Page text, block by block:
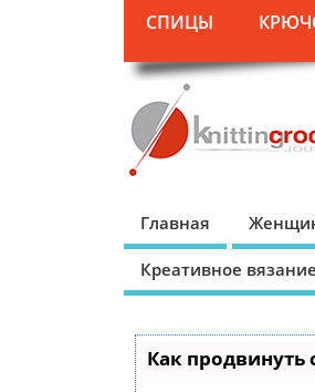
СПИЦЫ
Главная
Креативное вязание
Как продвинуть